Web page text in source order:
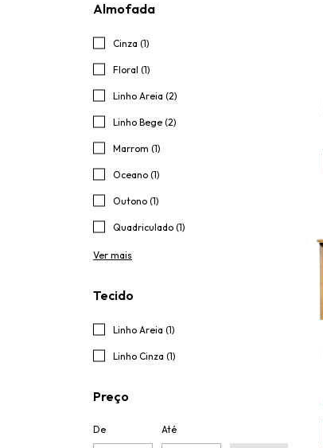
Almofada
Cinza (1)
Floral (1)
Linho Areia (2)
Linho Bege (2)
Marrom (1)
Oceano (1)
Outono (1)
Quadriculado (1)
Ver mais
Tecido
Linho Areia (1)
Linho Cinza (1)
Preço
De Até